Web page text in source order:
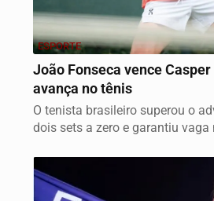
ESPORTE
João Fonseca vence
avança no tênis
O tenista brasileiro superou o
dois sets a zero e garantiu vaga